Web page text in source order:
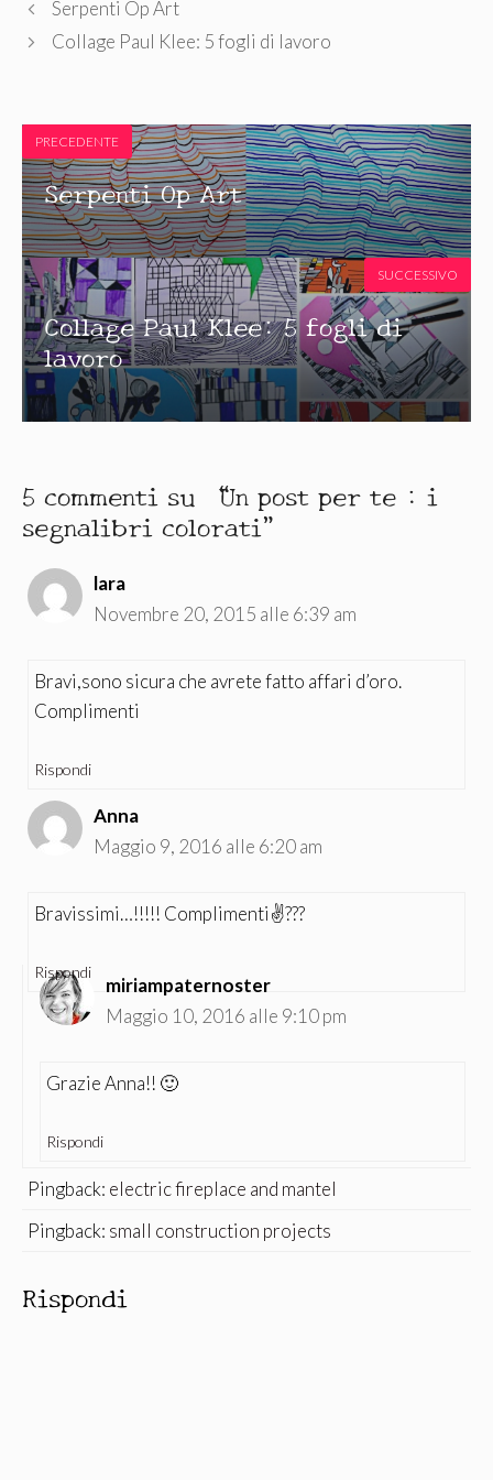
Serpenti Op Art
Collage Paul Klee: 5 fogli di lavoro
PRECEDENTE
Serpenti Op Art
Collage Paul Klee: 5 fogli di
lavoro
SUCCESSIVO
5 commenti su “Un post per te : i
segnalibri colorati”
lara
Novembre 20, 2015 alle 6:39 am
Bravi,sono sicura che avrete fatto affari d’oro.
Complimenti
Rispondi
Anna
Maggio 9, 2016 alle 6:20 am
Bravissimi…!!!!! Complimenti✌?️??
Rispondi
miriampaternoster
Maggio 10, 2016 alle 9:10 pm
Grazie Anna!! 🙂
Rispondi
Pingback: electric fireplace and mantel
Pingback: small construction projects
Rispondi